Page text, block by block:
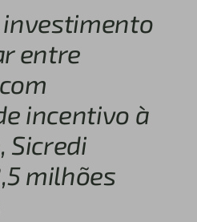
investimento
entre
incentivo à
Sicredi
milhões